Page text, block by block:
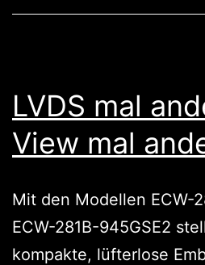
Teak
LVDS mal
View mal
Mit den Modellen ECW-
ECW-281B-945GSE2
kompakte, lüfterlose